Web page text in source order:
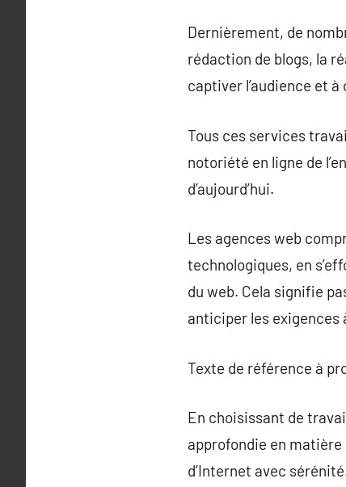
Dernièrement, de
rédaction de blogs, la
captiver l’audience et
Tous ces services
notoriété en ligne de
d’aujourd’hui.
Les agences web
technologiques, en
du web. Cela signifie
anticiper les exigences
Texte de référence à
En choisissant de
approfondie en
d’Internet avec